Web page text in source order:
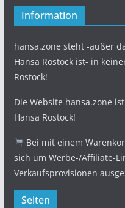
Information
hansa.zone steht -außer
Hansa Rostock ist- in
Rostock!
Die Website hansa.zone
Hansa Rostock!
Bei mit einem
sich um Werbe-/Affiliate-
Verkaufsprovisionen
Seiten